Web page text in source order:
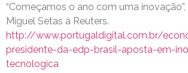
“Começamos o ano com uma inovação”,
Miguel Setas à Reuters.
http://www.portugaldigital.com.br/
presidente-da-edp-brasil-aposta-em-
tecnologica